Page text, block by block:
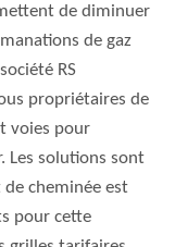
de diminuer
de gaz
RS
propriétaires de
voies pour
Les solutions sont
de cheminée est
pour cette